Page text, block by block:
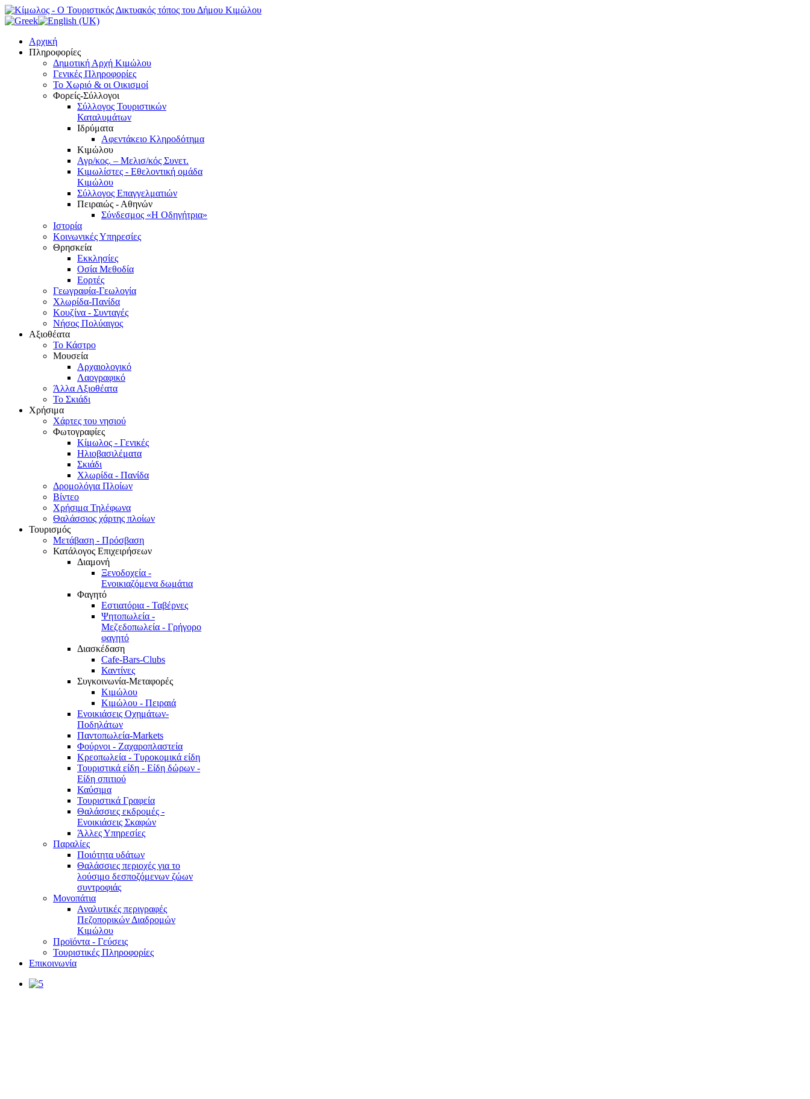
Αρχική
Πληροφορίες
Δημοτική Αρχή Κιμώλου
Γενικές Πληροφορίες
Το Xωριό & οι Οικισμοί
Φορείς-Σύλλογοι
Σύλλογος Τουριστικών
Καταλυμάτων
Ιδρύματα
Αφεντάκειο Κληροδότημα
Κιμώλου
Αγρ/κος. – Μελισ/κός Συνετ.
Κιμωλίστες - Εθελοντική ομάδα
Κιμώλου
Σύλλογος Επαγγελματιών
Πειραιώς - Αθηνών
Σύνδεσμος «Η Οδηγήτρια»
Ιστορία
Κοινωνικές Υπηρεσίες
Θρησκεία
Εκκλησίες
Οσία Μεθοδία
Εορτές
Γεωγραφία-Γεωλογία
Χλωρίδα-Πανίδα
Κουζίνα - Συνταγές
Νήσος Πολύαιγος
Αξιοθέατα
Το Κάστρο
Μουσεία
Αρχαιολογικό
Λαογραφικό
Άλλα Αξιοθέατα
Το Σκιάδι
Χρήσιμα
Χάρτες του νησιού
Φωτογραφίες
Κίμωλος - Γενικές
Ηλιοβασιλέματα
Σκιάδι
Χλωρίδα - Πανίδα
Δρομολόγια Πλοίων
Βίντεο
Χρήσιμα Τηλέφωνα
Θαλάσσιος χάρτης πλοίων
Τουρισμός
Μετάβαση - Πρόσβαση
Κατάλογος Επιχειρήσεων
Διαμονή
Ξενοδοχεία -
Ενοικιαζόμενα δωμάτια
Φαγητό
Εστιατόρια - Ταβέρνες
Ψητοπωλεία -
Μεζεδοπωλεία - Γρήγορο
φαγητό
Διασκέδαση
Cafe-Bars-Clubs
Καντίνες
Συγκοινωνία-Μεταφορές
Κιμώλου
Κιμώλου - Πειραιά
Ενοικιάσεις Οχημάτων-
Ποδηλάτων
Παντοπωλεία-Markets
Φούρνοι - Ζαχαροπλαστεία
Κρεοπωλεία - Τυροκομικά είδη
Τουριστικά είδη - Είδη δώρων -
Είδη σπιτιού
Καύσιμα
Τουριστικά Γραφεία
Θαλάσσιες εκδρομές -
Ενοικιάσεις Σκαφών
Άλλες Υπηρεσίες
Παραλίες
Ποιότητα υδάτων
Θαλάσσιες περιοχές για το
λούσιμο δεσποζόμενων ζώων
συντροφιάς
Μονοπάτια
Αναλυτικές περιγραφές
Πεζοπορικών Διαδρομών
Κιμώλου
Προϊόντα - Γεύσεις
Τουριστικές Πληροφορίες
Επικοινωνία